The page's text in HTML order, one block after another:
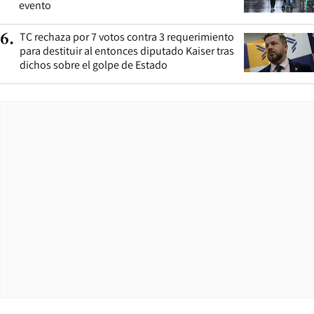
evento
6. TC rechaza por 7 votos contra 3 requerimiento
para destituir al entonces diputado Kaiser tras
dichos sobre el golpe de Estado